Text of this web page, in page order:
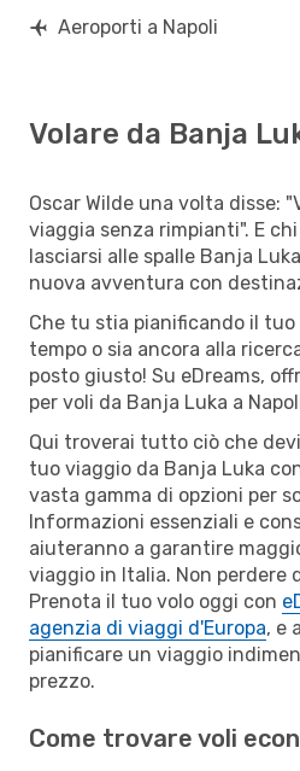
Aeroporti a Napoli
Volare da Banja
Oscar Wilde una volta disse:
viaggia senza rimpianti". E
lasciarsi alle spalle Banja
nuova avventura con
Che tu stia pianificando il tuo
tempo o sia ancora alla
posto giusto! Su eDreams,
per voli da Banja Luka a
Qui troverai tutto ciò che
tuo viaggio da Banja Luka
vasta gamma di opzioni per
Informazioni essenziali e
aiuteranno a garantire
viaggio in Italia. Non perdere
Prenota il tuo volo oggi con
agenzia di viaggi d'Europa, e
pianificare un viaggio
prezzo.
Come trovare voli